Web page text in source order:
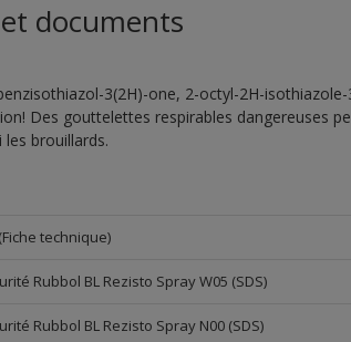
documents
3(2H)-one, 2-octyl-2H-
Des gouttelettes respirables dangereuses
brouillards.
technique)
Rubbol BL Rezisto Spray W05 (SDS)
Rubbol BL Rezisto Spray N00 (SDS)